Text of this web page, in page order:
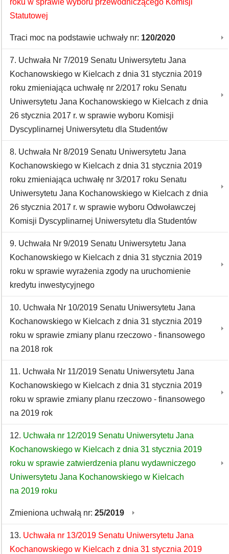
roku w sprawie wyboru przewodniczącego Komisji
Statutowej
Traci moc na podstawie uchwały nr: 120/2020
7. Uchwała Nr 7/2019 Senatu Uniwersytetu Jana
Kochanowskiego w Kielcach z dnia 31 stycznia 2019
roku zmieniająca uchwałę nr 2/2017 roku Senatu
Uniwersytetu Jana Kochanowskiego w Kielcach z dnia
26 stycznia 2017 r. w sprawie wyboru Komisji
Dyscyplinarnej Uniwersytetu dla Studentów
8. Uchwała Nr 8/2019 Senatu Uniwersytetu Jana
Kochanowskiego w Kielcach z dnia 31 stycznia 2019
roku zmieniająca uchwałę nr 3/2017 roku Senatu
Uniwersytetu Jana Kochanowskiego w Kielcach z dnia
26 stycznia 2017 r. w sprawie wyboru Odwoławczej
Komisji Dyscyplinarnej Uniwersytetu dla Studentów
9. Uchwała Nr 9/2019 Senatu Uniwersytetu Jana
Kochanowskiego w Kielcach z dnia 31 stycznia 2019
roku w sprawie wyrażenia zgody na uruchomienie
kredytu inwestycyjnego
10. Uchwała Nr 10/2019 Senatu Uniwersytetu Jana
Kochanowskiego w Kielcach z dnia 31 stycznia 2019
roku w sprawie zmiany planu rzeczowo - finansowego
na 2018 rok
11. Uchwała Nr 11/2019 Senatu Uniwersytetu Jana
Kochanowskiego w Kielcach z dnia 31 stycznia 2019
roku w sprawie zmiany planu rzeczowo - finansowego
na 2019 rok
12. Uchwała nr 12/2019 Senatu Uniwersytetu Jana
Kochanowskiego w Kielcach z dnia 31 stycznia 2019
roku w sprawie zatwierdzenia planu wydawniczego
Uniwersytetu Jana Kochanowskiego w Kielcach
na 2019 roku
Zmieniona uchwałą nr: 25/2019
13. Uchwała nr 13/2019 Senatu Uniwersytetu Jana
Kochanowskiego w Kielcach z dnia 31 stycznia 2019